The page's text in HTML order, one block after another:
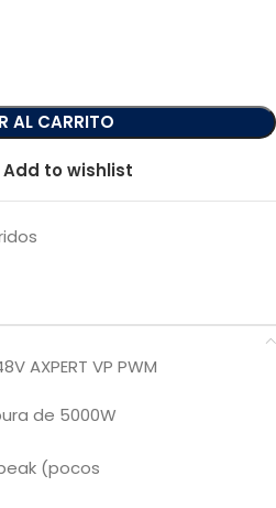
AL CARRITO
Add to wishlist
AXPERT VP PWM
de 5000W
(pocos